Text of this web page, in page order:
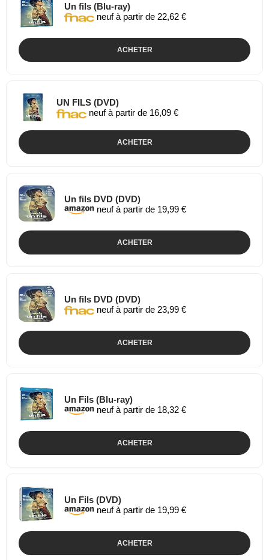
Un fils (Blu-ray)
neuf à partir de 22,62 €
ACHETER
UN FILS (DVD)
neuf à partir de 16,09 €
ACHETER
Un fils DVD (DVD)
neuf à partir de 19,99 €
ACHETER
Un fils DVD (DVD)
neuf à partir de 23,99 €
ACHETER
Un Fils (Blu-ray)
neuf à partir de 18,32 €
ACHETER
Un Fils (DVD)
neuf à partir de 19,99 €
ACHETER